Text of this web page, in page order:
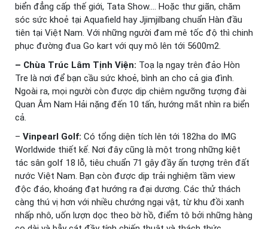
biển đẳng cấp thế giới, Tata Show…. Hoặc thư giãn, chăm
sóc sức khoẻ tại Aquafield hay Jjimjilbang chuẩn Hàn đầu
tiên tại Việt Nam. Với những người đam mê tốc độ thì chinh
phục đường đua Go kart với quy mô lên tới 5600m2.
– Chùa Trúc Lâm Tịnh Viện: Toạ lạ ngay trên đảo Hòn
Tre là nơi để bạn cầu sức khoẻ, bình an cho cả gia đình.
Ngoài ra, mọi người còn được dịp chiêm ngưỡng tượng đài
Quan Âm Nam Hải nặng đến 10 tấn, hướng mắt nhìn ra biển
cả.
– Vinpearl Golf: Có tổng diện tích lên tới 182ha do IMG
Worldwide thiết kế. Nơi đây cũng là một trong những kiệt
tác sân golf 18 lỗ, tiêu chuẩn 71 gậy đầy ấn tượng trên đất
nước Việt Nam. Bạn còn được dịp trải nghiệm tầm view
độc đáo, khoáng đạt hướng ra đại dương. Các thử thách
càng thú vị hơn với nhiều chướng ngại vật, từ khu đồi xanh
nhấp nhô, uốn lượn dọc theo bờ hồ, điểm tô bởi những hàng